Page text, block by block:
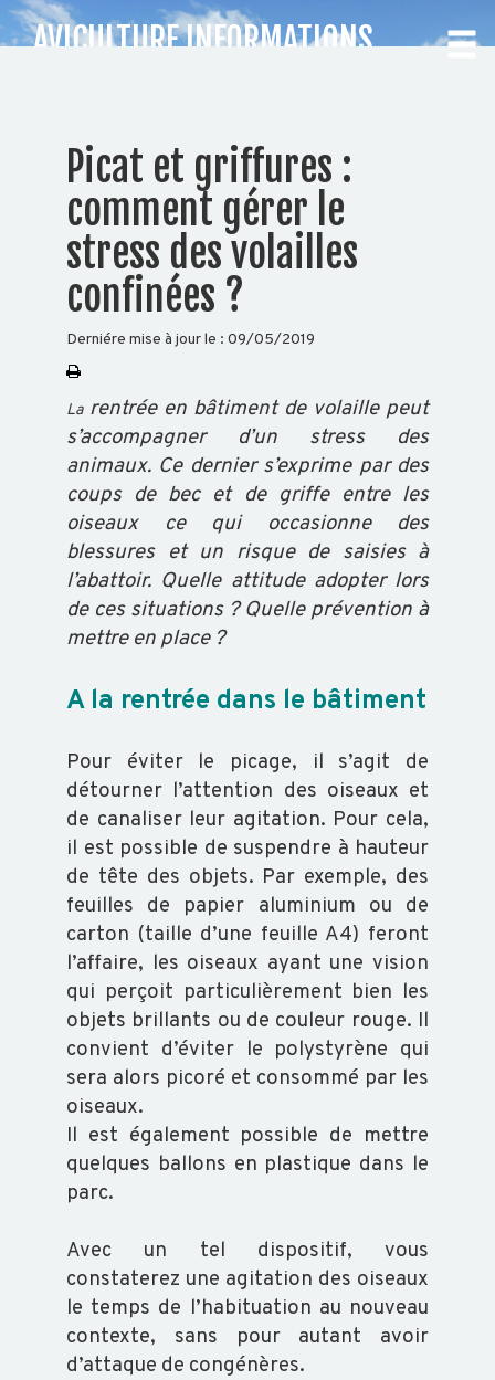
CHOISISSEZ
DÉPARTEMENT
Auvergne
BOVIN
CAPRIN
PORCIN
EQUIN
VOLAILLE
POISSON
ABEILLE
TRANSFORMATION
ACTUALITÉS
RAPPORT
D'ACTIVITÉ
GDS
INFO
AVICULTURE INFORMATIONS
Picat et griffures :
comment gérer le
stress des volailles
confinées ?
Derniére mise à jour le : 09/05/2019
Larentrée en bâtiment de volaille peut
s’accompagner d’un stress des
animaux. Ce dernier s’exprime par des
coups de bec et de griffe entre les
oiseaux ce qui occasionne des
blessures et un risque de saisies à
l’abattoir. Quelle attitude adopter lors
de ces situations ? Quelle prévention à
mettre en place ?
A la rentrée dans le bâtiment
Pour éviter le picage, il s’agit de
détourner l’attention des oiseaux et
de canaliser leur agitation. Pour cela,
il est possible de suspendre à hauteur
de tête des objets. Par exemple, des
feuilles de papier aluminium ou de
carton (taille d’une feuille A4) feront
l’affaire, les oiseaux ayant une vision
qui perçoit particulièrement bien les
objets brillants ou de couleur rouge. Il
convient d’éviter le polystyrène qui
sera alors picoré et consommé par les
oiseaux.
Il est également possible de mettre
quelques ballons en plastique dans le
parc.
Avec un tel dispositif, vous
constaterez une agitation des oiseaux
le temps de l’habituation au nouveau
contexte, sans pour autant avoir
d’attaque de congénères.